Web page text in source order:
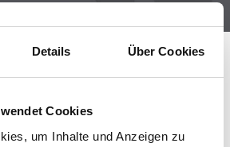
Details Über Cookies
Cookies
um Inhalte und Anzeigen zu